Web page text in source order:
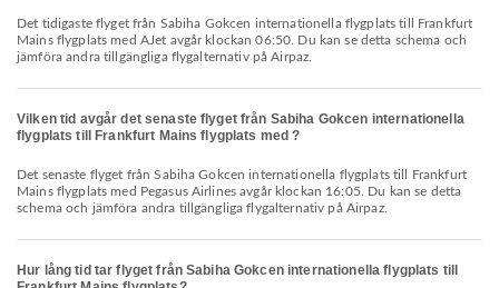
Det tidigaste flyget från Sabiha Gokcen internationella flygplats till Frankfurt
Mains flygplats med AJet avgår klockan 06:50. Du kan se detta schema och
jämföra andra tillgängliga flygalternativ på Airpaz.
Vilken tid avgår det senaste flyget från Sabiha Gokcen internationella
flygplats till Frankfurt Mains flygplats med ?
Det senaste flyget från Sabiha Gokcen internationella flygplats till Frankfurt
Mains flygplats med Pegasus Airlines avgår klockan 16:05. Du kan se detta
schema och jämföra andra tillgängliga flygalternativ på Airpaz.
Hur lång tid tar flyget från Sabiha Gokcen internationella flygplats till